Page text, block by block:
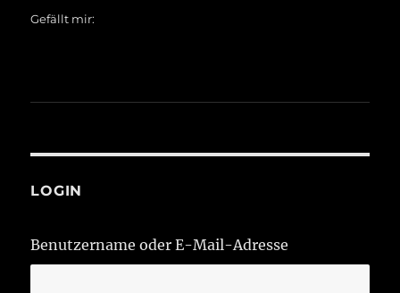
Gefällt mir:
LOGIN
Benutzername oder E-Mail-Adresse